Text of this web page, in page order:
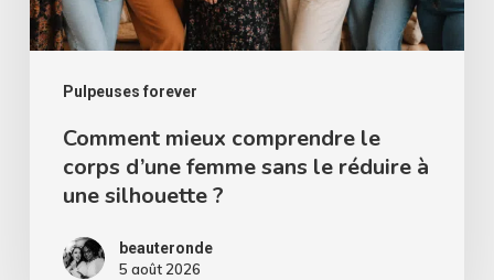
Pulpeuses forever
sans
le
réduire
silhouette
Comment mieux comprendre le
corps d’une femme sans le réduire à
une silhouette ?
beauteronde
5 août 2026